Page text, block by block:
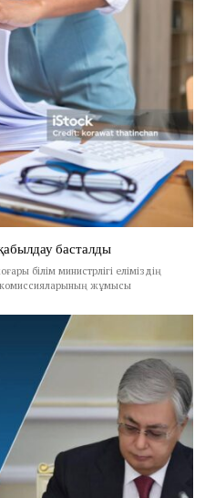
басталды
білім министрлігі еліміздің
жұмысы